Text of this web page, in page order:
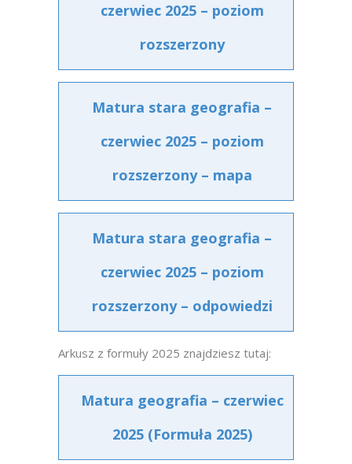
czerwiec 2025 – poziom
rozszerzony
Matura stara geografia –
czerwiec 2025 – poziom
rozszerzony – mapa
Matura stara geografia –
czerwiec 2025 – poziom
rozszerzony – odpowiedzi
Arkusz z formuły 2025 znajdziesz tutaj:
Matura geografia – czerwiec
2025 (Formuła 2025)